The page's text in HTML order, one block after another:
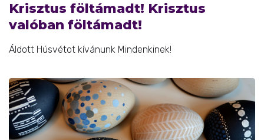
Krisztus föltámadt! Krisztus
valóban föltámadt!
Áldott Húsvétot kívánunk Mindenkinek!